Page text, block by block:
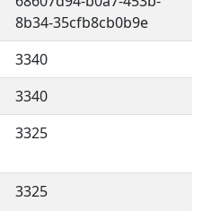
8b34-35cfb8cb0b9e
3340
3340
3325
3325